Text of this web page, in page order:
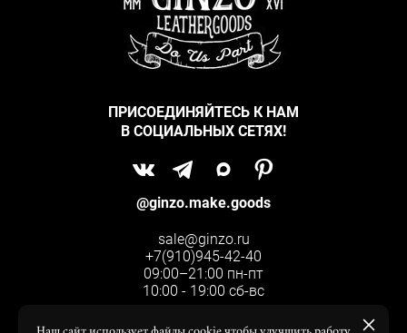
ПРИСОЕДИНЯЙТЕСЬ К НАМ
В СОЦИАЛЬНЫХ СЕТЯХ!
@ginzo.make.goods
sale@ginzo.ru
+7(910)945-42-40
09:00–21:00 пн-пт
10:00 - 19:00 сб-вс